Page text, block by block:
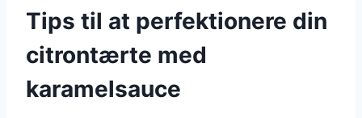
Tips til at perfektionere din
citrontærte med
karamelsauce